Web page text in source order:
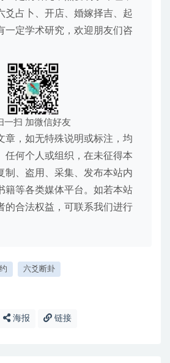
爻占卜、开店、婚嫁择吉、起
一定学术研究，欢迎朋友们咨
一扫 加微信好友
章，如无特殊说明或标注，均
任何个人或组织，在未征得本
制、盗用、采集、发布本站内
籍等各类媒体平台。如若本站
的合法权益，可联系我们进行
六爻断卦
海报 链接